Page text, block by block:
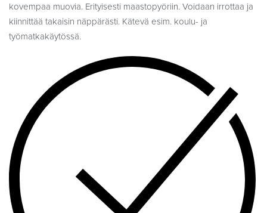
kovempaa muovia. Erityisesti maastopyöriin. Voidaan irrottaa ja
kiinnittää takaisin näppärästi. Kätevä esim. koulu- ja
työmatkakäytössä.